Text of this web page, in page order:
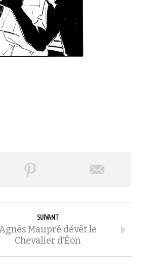
SUIVANT
Maupré dévêt le
Chevalier d’Éon